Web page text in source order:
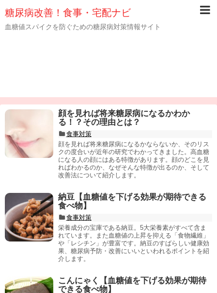
糖尿病改善！食事・宅配ナビ
血糖値スパイクを防ぐための糖尿病対策情報サイト
顔を見れば将来糖尿病になるかわか
る！？その理由とは？
食事対策
顔を見れば将来糖尿病になるかならないか、そのリス
クの度合いが近年の研究でわかってきました。高血糖
になる人の顔にはある特徴があります。顔のどこを見
ればわかるのか、なぜそんな特徴が出るのか、そして
改善法について紹介します。
納豆【血糖値を下げる効果が期待できる
食べ物】
食事対策
栄養成分の宝庫である納豆。5大栄養素がすべて含ま
れています。また血糖値の上昇を抑える「食物繊維」
や「レシチン」が豊富です。納豆のすばらしい健康効
果、糖尿病予防・改善にいいといわれるポイントを紹
介します。
こんにゃく【血糖値を下げる効果が期待
できる食べ物】